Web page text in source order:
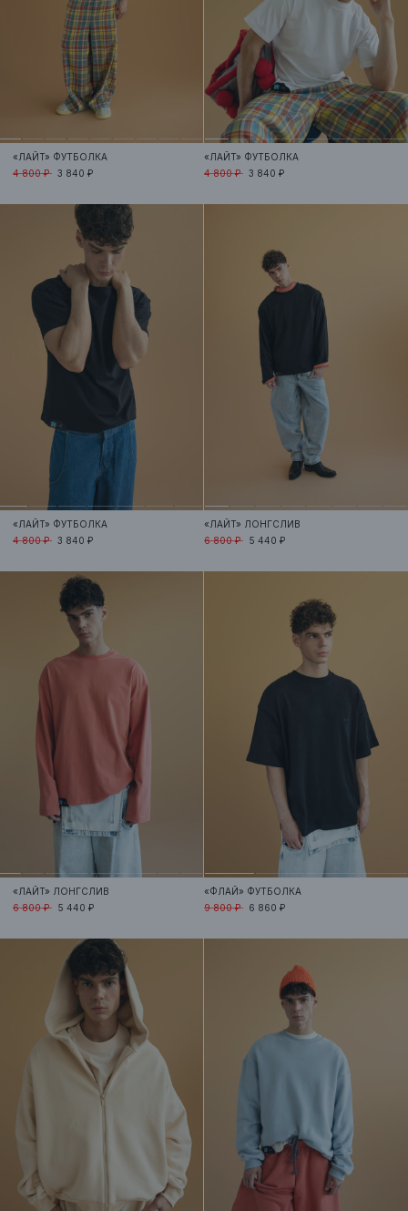
«ЛАЙТ» ФУТБОЛКА
4 800 ₽ 3 840 ₽
«ЛАЙТ» ФУТБОЛКА
4 800 ₽ 3 840 ₽
«ЛАЙТ» ФУТБОЛКА
4 800 ₽ 3 840 ₽
«ЛАЙТ» ЛОНГСЛИВ
6 800 ₽ 5 440 ₽
«ЛАЙТ» ЛОНГСЛИВ
6 800 ₽ 5 440 ₽
«ФЛАЙ» ФУТБОЛКА
9 800 ₽ 6 860 ₽